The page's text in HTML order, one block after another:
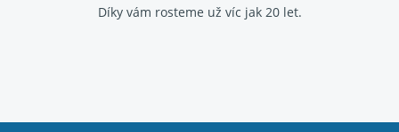
Díky vám rosteme už víc jak 20 let.